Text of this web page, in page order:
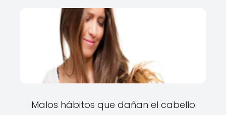
Malos hábitos que dañan el cabello